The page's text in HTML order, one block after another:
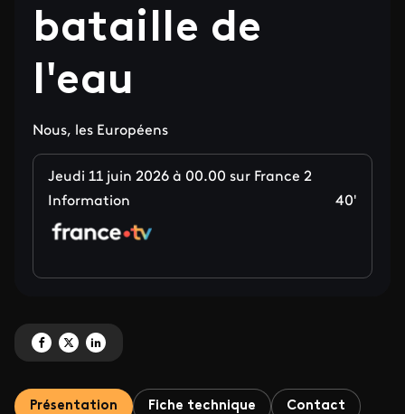
bataille de
l'eau
Nous, les Européens
Jeudi 11 juin 2026 à 00.00 sur France 2
Information
40'
Partagez 'Grèce, la bataille de l'eau' sur Facebook
Partagez 'Grèce, la bataille de l'eau' sur X
Partagez 'Grèce, la bataille de l'eau' sur LinkedIn
Présentation Fiche technique Contact